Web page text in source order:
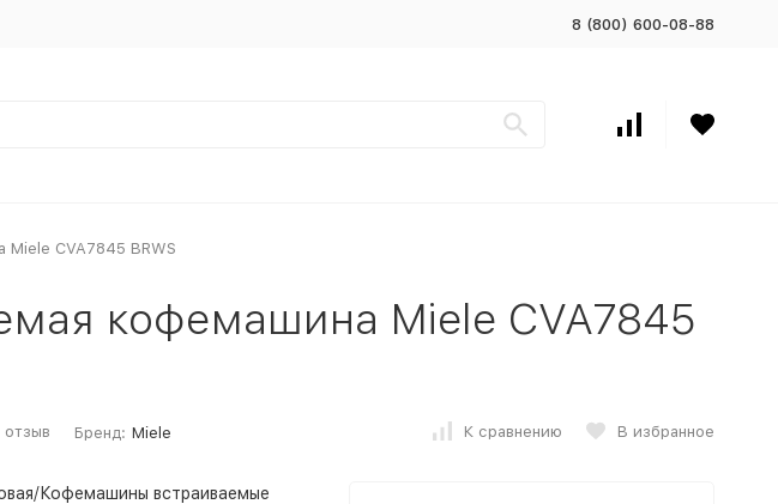
8 (800) 600-08-88
CVA7845 BRWS
кофемашина Miele CVA7845
отзыв Бренд: Miele К сравнению В избранное
Кофемашины встраиваемые